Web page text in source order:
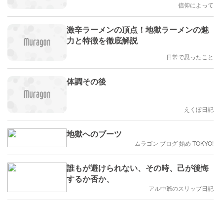
信仰によって
激辛ラーメンの頂点！地獄ラーメンの魅
力と特徴を徹底解説
日常で思ったこと
体調その後
えくぼ日記
地獄へのブーツ
ムラゴン ブログ 始め TOKYO!
誰もが避けられない、その時、己が後悔
するか否か、
アル中爺のスリップ日記